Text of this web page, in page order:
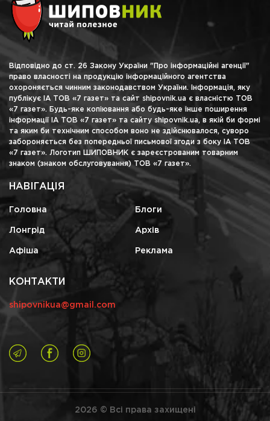
Відповідно до ст. 26 Закону України "Про інформаційні агенції"
право власності на продукцію інформаційного агентства
охороняється чинним законодавством України. Інформація, яку
публікує ІА ТОВ «7 газет» та сайт shipovnik.ua є власністю ТОВ
«7 газет». Будь-яке копіювання або будь-яке інше поширення
інформації ІА ТОВ «7 газет» та сайту shipovnik.ua, в якій би формі
та яким би технічним способом воно не здійснювалося, суворо
забороняється без попередньої письмової згоди з боку ІА ТОВ
«7 газет». Логотип ШИПОВНИК є зареєстрованим товарним
знаком (знаком обслуговування) ТОВ «7 газет».
НАВІГАЦІЯ
Головна Блоги
Лонгрід Архів
Афіша Реклама
КОНТАКТИ
shipovnikua@gmail.com
2026 © Всі права захищені